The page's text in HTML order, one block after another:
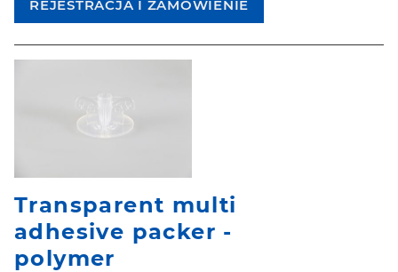
Transparent multi
adhesive packer -
polymer